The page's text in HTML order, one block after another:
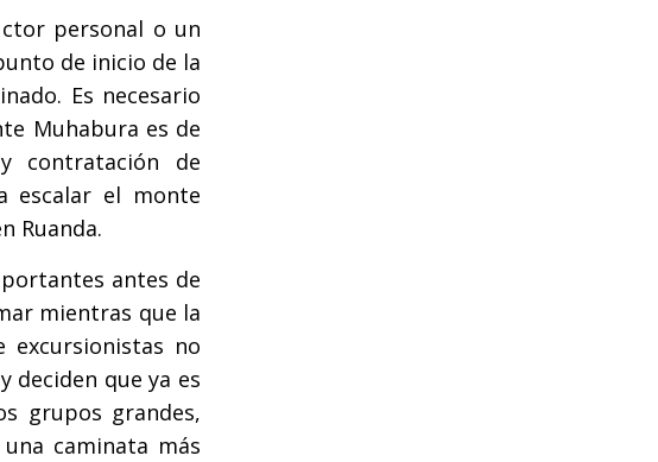
personal o un
de inicio de la
Es necesario
Muhabura es de
contratación de
escalar el monte
Ruanda.
antes de
mientras que la
no
deciden que ya es
grupos grandes,
caminata más